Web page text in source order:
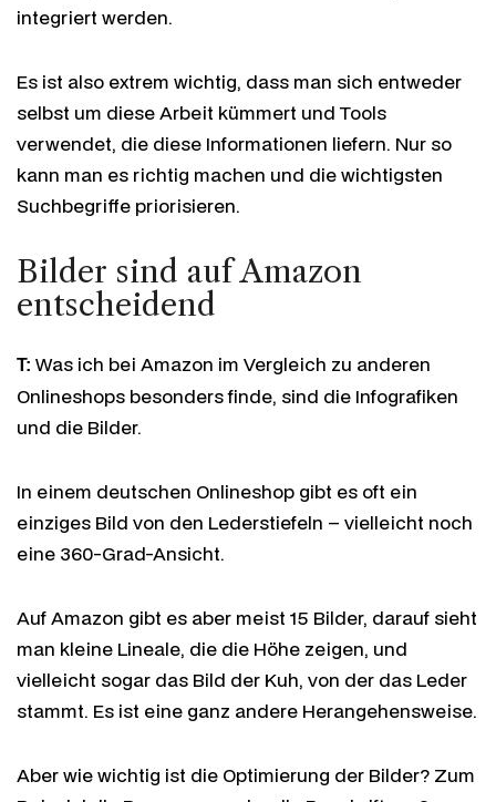
integriert werden.
Es ist also extrem wichtig, dass man sich entweder
selbst um diese Arbeit kümmert und Tools
verwendet, die diese Informationen liefern. Nur so
kann man es richtig machen und die wichtigsten
Suchbegriffe priorisieren.
Bilder sind auf Amazon
entscheidend
T: Was ich bei Amazon im Vergleich zu anderen
Onlineshops besonders finde, sind die Infografiken
und die Bilder.
In einem deutschen Onlineshop gibt es oft ein
einziges Bild von den Lederstiefeln – vielleicht noch
eine 360-Grad-Ansicht.
Auf Amazon gibt es aber meist 15 Bilder, darauf sieht
man kleine Lineale, die die Höhe zeigen, und
vielleicht sogar das Bild der Kuh, von der das Leder
stammt. Es ist eine ganz andere Herangehensweise.
Aber wie wichtig ist die Optimierung der Bilder? Zum